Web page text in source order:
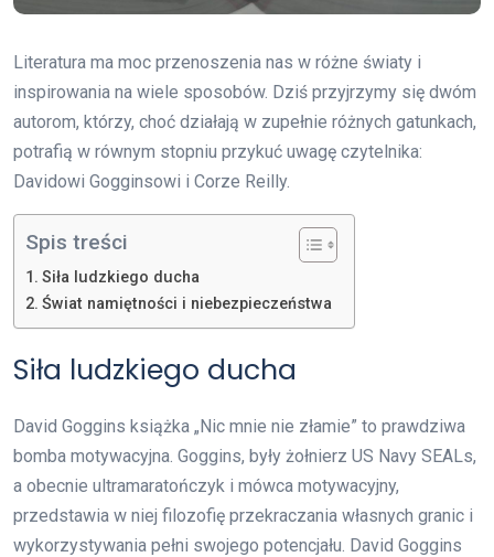
Literatura ma moc przenoszenia nas w różne światy i
inspirowania na wiele sposobów. Dziś przyjrzymy się dwóm
autorom, którzy, choć działają w zupełnie różnych gatunkach,
potrafią w równym stopniu przykuć uwagę czytelnika:
Davidowi Gogginsowi i Corze Reilly.
Spis treści
Siła ludzkiego ducha
Świat namiętności i niebezpieczeństwa
Siła ludzkiego ducha
David Goggins książka „Nic mnie nie złamie” to prawdziwa
bomba motywacyjna. Goggins, były żołnierz US Navy SEALs,
a obecnie ultramaratończyk i mówca motywacyjny,
przedstawia w niej filozofię przekraczania własnych granic i
wykorzystywania pełni swojego potencjału. David Goggins